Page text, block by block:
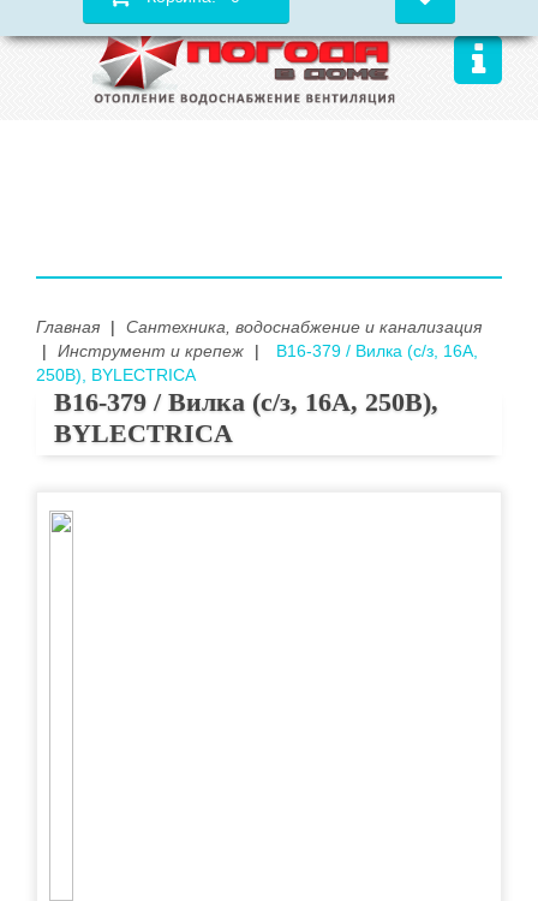
Главная |
Сантехника, водоснабжение и канализация
|
Инструмент и крепеж |
B16-379 / Вилка (с/з, 16А,
250В), BYLECTRICA
B16-379 / Вилка (с/з, 16А, 250В),
BYLECTRICA